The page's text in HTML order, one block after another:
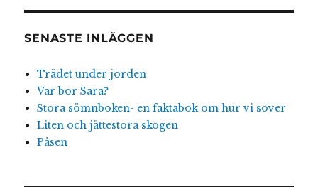
SENASTE INLÄGGEN
Trädet under jorden
Var bor Sara?
Stora sömnboken- en faktabok om hur vi sover
Liten och jättestora skogen
Påsen